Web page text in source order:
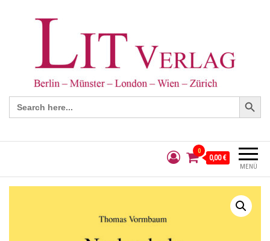
Search
for:
Search Button
MENÜ
0
0,00 €